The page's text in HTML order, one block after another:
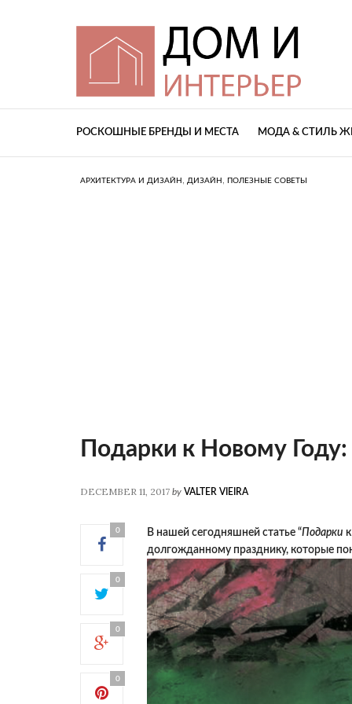
РОСКОШНЫЕ БРЕНДЫ И МЕСТА МОДА & СТИЛЬ
АРХИТЕКТУРА И ДИЗАЙН , ДИЗАЙН , ПОЛЕЗНЫЕ СОВЕТЫ
Подарки к Новому
DECEMBER 11, 2017 by VALTER VIEIRA
0
0
0
0
В нашей сегодняшней статье “Подарки
долгожданному празднику, которые